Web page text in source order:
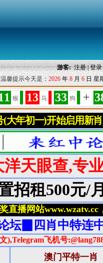
游客:注册|登录
温馨提示今天是： 2026年 8月 6日 星